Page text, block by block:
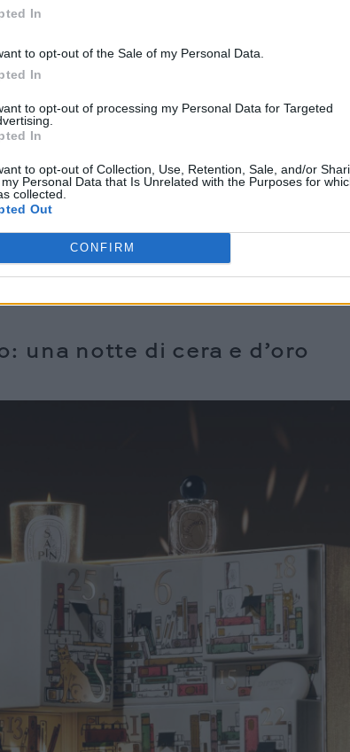
In
to opt-out of the Sale of my Personal Data.
In
to opt-out of processing my Personal Data for Targeted
In
to opt-out of Collection, Use, Retention, Sale, and/or
Personal Data that Is Unrelated with the Purposes for
collected.
Out
CONFIRM
di Parmaè un tributo alla tradizione e al design.
alpini in chiave contemporanea, ispirandosi
e purezza. Il risultato è una cappelliera-gioiello
maison. Dietro le 25 finestrelle dorate si celano
e Signatures of the Sun, insieme a creazioni per
finiture dorate, trasmette l’idea di un artigianato
che celebra l’arte di vivere italiana in tutta
una notte di cera e d’oro